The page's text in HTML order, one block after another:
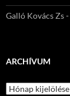
Galló Kovács Zs-
ARCHÍVUM
Archívum